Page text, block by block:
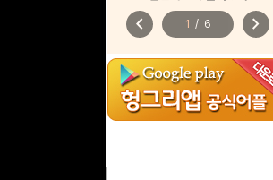
chevron_left 1 / 6 chevron_right